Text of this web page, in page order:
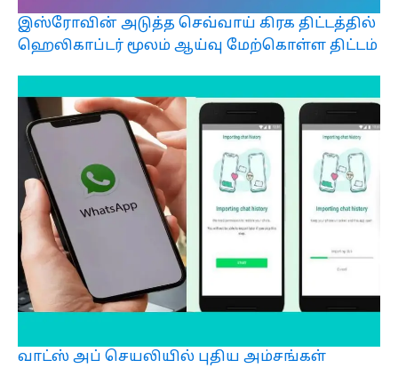
இஸ்ரோவின் அடுத்த செவ்வாய் கிரக திட்டத்தில்
ஹெலிகாப்டர் மூலம் ஆய்வு மேற்கொள்ள திட்டம்
வாட்ஸ் அப் செயலியில் புதிய அம்சங்கள்